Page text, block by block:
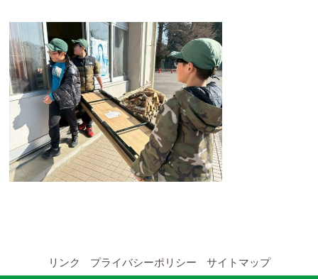
通年コース
週末コース
短期コース
留学コースのご案内
短期コース
リンク プライバシーポリシー サイトマップ